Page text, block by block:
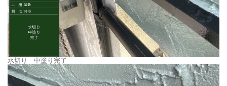
水切り 中塗り完了